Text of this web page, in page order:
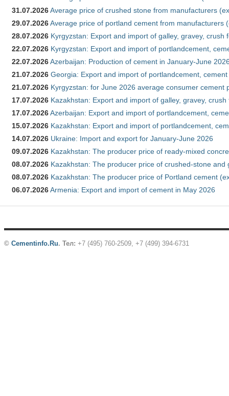
31.07.2026Average price of crushed stone from manufacturers
29.07.2026Average price of portland cement from manufacturers
28.07.2026 Kyrgyzstan: Export and import of galley, gravey,
22.07.2026 Kyrgyzstan: Export and import of portlandcement,
22.07.2026Azerbaijan: Production of cement in January-June
21.07.2026 Georgia: Export and import of portlandcement,
21.07.2026 Kyrgyzstan: for June 2026 average consumer cement
17.07.2026 Kazakhstan: Export and import of galley, gravey,
17.07.2026Azerbaijan: Export and import of portlandcement,
15.07.2026 Kazakhstan: Export and import of portlandcement,
14.07.2026 Ukraine: Import and export for January-June 2026
09.07.2026 Kazakhstan: The producer price of ready-mixed
08.07.2026 Kazakhstan: The producer price of crushed-stone and
08.07.2026 Kazakhstan: The producer price of Portland cement
06.07.2026Armenia: Export and import of cement in May 2026
© Cementinfo.Ru. Тел: +7 (495) 760-2509, +7 (499) 394-6731